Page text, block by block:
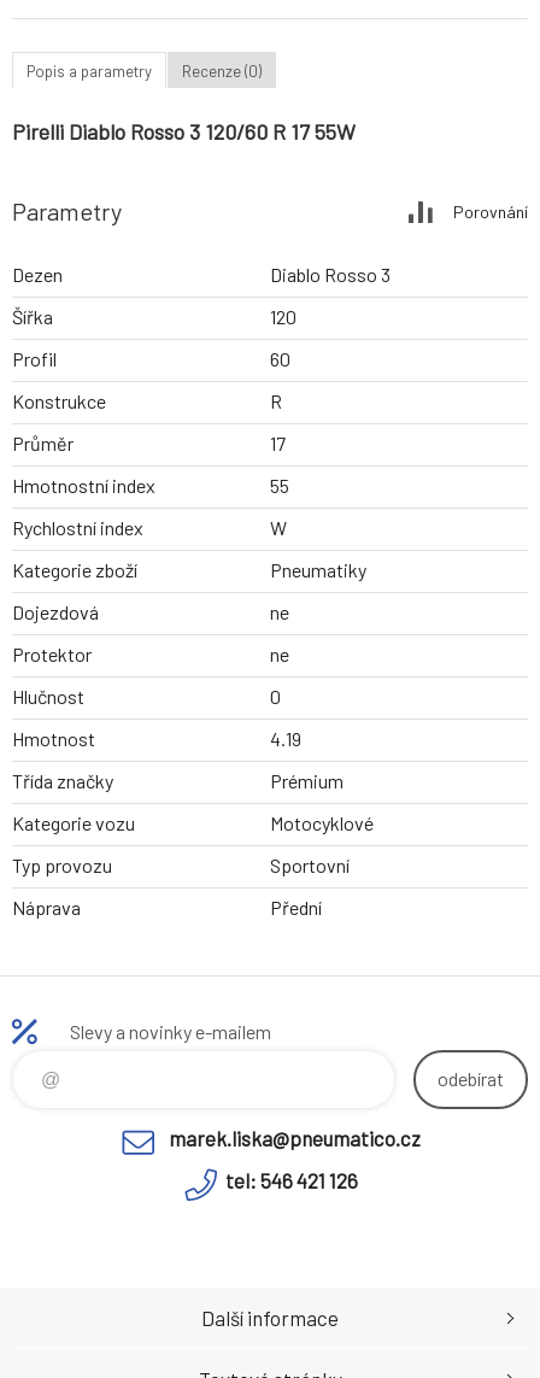
Popis a parametry Recenze (0)
Pirelli Diablo Rosso 3 120/60 R 17 55W
Parametry Porovnání
Dezen
Diablo Rosso 3
Šířka
120
Profil
60
Konstrukce
R
Průměr
17
Hmotnostní index
55
Rychlostní index
W
Kategorie zboží
Pneumatiky
Dojezdová
ne
Protektor
ne
Hlučnost
0
Hmotnost
4.19
Třída značky
Prémium
Kategorie vozu
Motocyklové
Typ provozu
Sportovní
Náprava
Přední
Slevy a novinky e-mailem
odebírat
marek.liska@pneumatico.cz
tel: 546 421 126
Další informace